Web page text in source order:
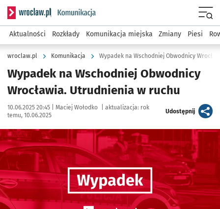
Serwis informacyjny wroclaw.pl podserwis: Komunikacja
Aktualności Rozkłady Komunikacja miejska Zmiany Piesi
wroclaw.pl Komunikacja Wypadek na Wschodniej Obwodnicy
Wypadek na Wschodniej Obwodnicy
Wrocławia. Utrudnienia w ruchu
Data publikacji:
10.06.2025 20:45 | Autor:
Maciej Wołodko aktualizacja: rok
temu, 10.06.2025
Udostępnijartykuł
Kliknij, aby powiększyć